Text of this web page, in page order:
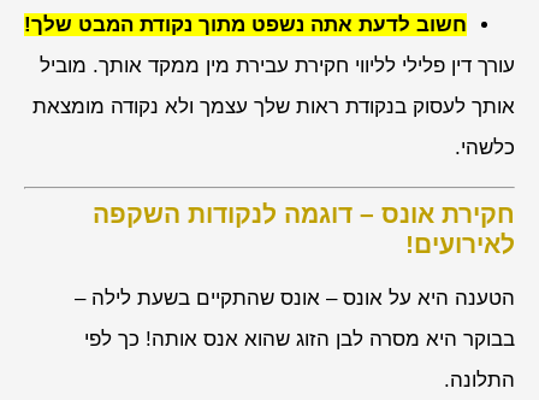
חשוב לדעת אתה נשפט מתוך נקודת המבט שלך!
עורך דין פלילי לליווי חקירת עבירת מין ממקד אותך. מוביל
אותך לעסוק בנקודת ראות שלך עצמך ולא נקודה מומצאת
כלשהי.
חקירת אונס – דוגמה לנקודות השקפה
לאירועים!
הטענה היא על אונס – אונס שהתקיים בשעת לילה –
בבוקר היא מסרה לבן הזוג שהוא אנס אותה! כך לפי
התלונה.